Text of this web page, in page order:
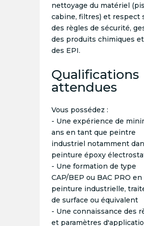
nettoyage du matériel
cabine, filtres) et respect
des règles de sécurité,
des produits chimiques
des EPI.
Qualifications
attendues
Vous possédez :
- Une expérience de
ans en tant que peintre
industriel notamment
peinture époxy
- Une formation de type
CAP/BEP ou BAC PRO en
peinture industrielle,
de surface ou équivalent
- Une connaissance des
et paramètres